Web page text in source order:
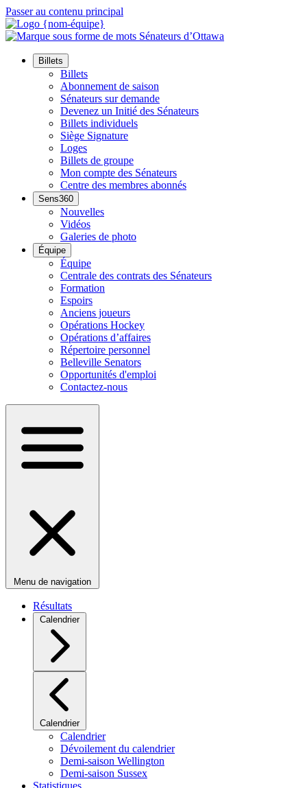
Passer au contenu principal
Billets
Billets
Abonnement de saison
Sénateurs sur demande
Devenez un Initié des Sénateurs
Billets individuels
Siège Signature
Loges
Billets de groupe
Mon compte des Sénateurs
Centre des membres abonnés
Sens360
Nouvelles
Vidéos
Galeries de photo
Équipe
Équipe
Centrale des contrats des Sénateurs
Formation
Espoirs
Anciens joueurs
Opérations Hockey
Opérations d’affaires
Répertoire personnel
Belleville Senators
Opportunités d'emploi
Contactez-nous
Menu de navigation
Résultats
Calendrier
Calendrier
Calendrier
Dévoilement du calendrier
Demi-saison Wellington
Demi-saison Sussex
Statistiques